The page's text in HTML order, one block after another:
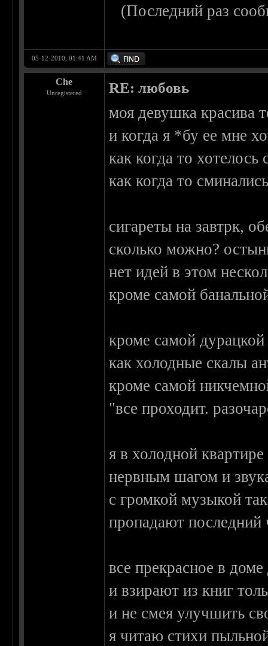
(Последний раз
05-12-2010, 01:41 AM
Che
Unregistered RE: любовь
моя девушка красива
и когда я *бу ее мне
как когда то
как когда то
сигареты на завтрк,
сколько можно?
нет идей в этом
кроме самой
кроме самой
как холодные скалы
кроме самой
"все проходит.
я в холодной
нервным шагом и
с громкой музыкой
пропадают последний
все прекрасное в
и взирают из книг
и не смея улучшить
я читаю стихи